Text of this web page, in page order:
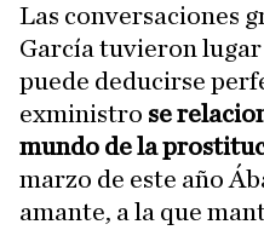
Las conversaciones
García tuvieron
puede deducirse
exministro se
mundo de la
marzo de este año
amante, a la que